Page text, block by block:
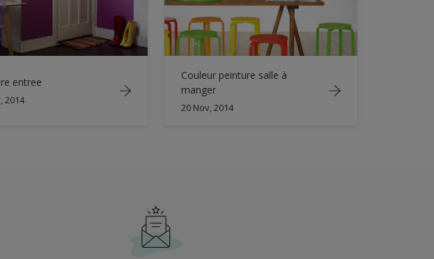
entree
2014
Couleur peinture salle à
manger
20 Nov, 2014